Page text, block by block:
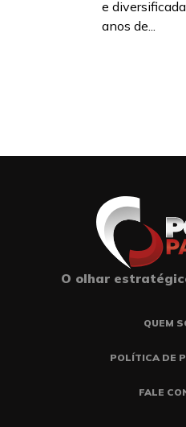
e
anos de...
O olhar
QUEM
POLÍTICA DE
FALE